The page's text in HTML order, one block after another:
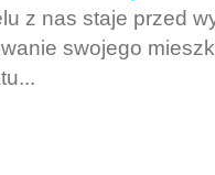
z nas staje przed
swojego